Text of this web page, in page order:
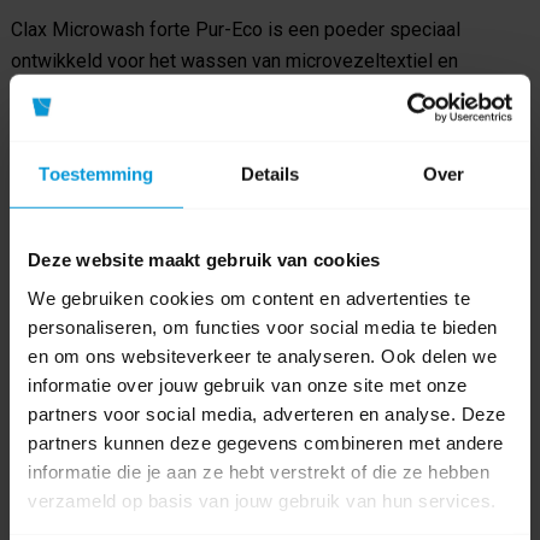
Toestemming Details Over
Deze website maakt gebruik van cookies
We gebruiken cookies om content en advertenties te
personaliseren, om functies voor social media te bieden
en om ons websiteverkeer te analyseren. Ook delen we
informatie over jouw gebruik van onze site met onze
partners voor social media, adverteren en analyse. Deze
partners kunnen deze gegevens combineren met andere
informatie die je aan ze hebt verstrekt of die ze hebben
verzameld op basis van jouw gebruik van hun services.
Clax Microwash forte Pur-Eco is een poeder speciaal
ontwikkeld voor het wassen van microvezeltextiel en
dweilen.
Het product kan worden aangebracht bij
temperaturen van 40 - 60 °C.
Voor de beste resultaten:
Scheid polyester-katoenen artikelen van andere artikelen
Scheid wit- en kleurgoed,
Subsorteer in licht, middelmatig en zwaar vervuilde
artikelen.
Product specificaties